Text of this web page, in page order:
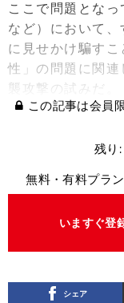
ここで問題とな
など）において
に見せかけ騙す
性」の問題に関
襲攻撃の試みだ。
この記事は会員
残り
無料・有料プラ
いますぐ登
シェア